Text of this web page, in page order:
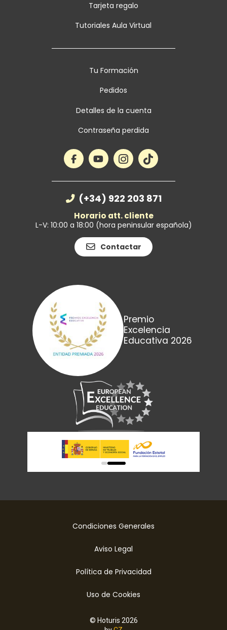
Tarjeta regalo
Tutoriales Aula Virtual
Tu Formación
Pedidos
Detalles de la cuenta
Contraseña perdida
(+34) 922 203 871
Horario att. cliente
L-V: 10:00 a 18:00 (hora peninsular española)
Contactar
Premio
Excelencia
Educativa 2026
0 1
Condiciones Generales
Aviso Legal
Política de Privacidad
Uso de Cookies
© Hoturis 2026